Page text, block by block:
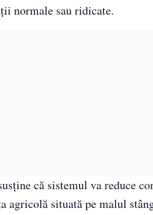
normale sau ridicate.
că sistemul va reduce
agricolă situată pe malul